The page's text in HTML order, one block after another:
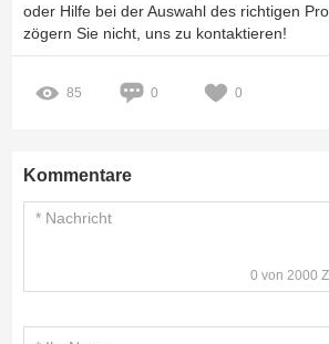
oder Hilfe bei der Auswahl des richtigen
zögern Sie nicht, uns zu kontaktieren!
85 0 0
Kommentare
0 von 2000